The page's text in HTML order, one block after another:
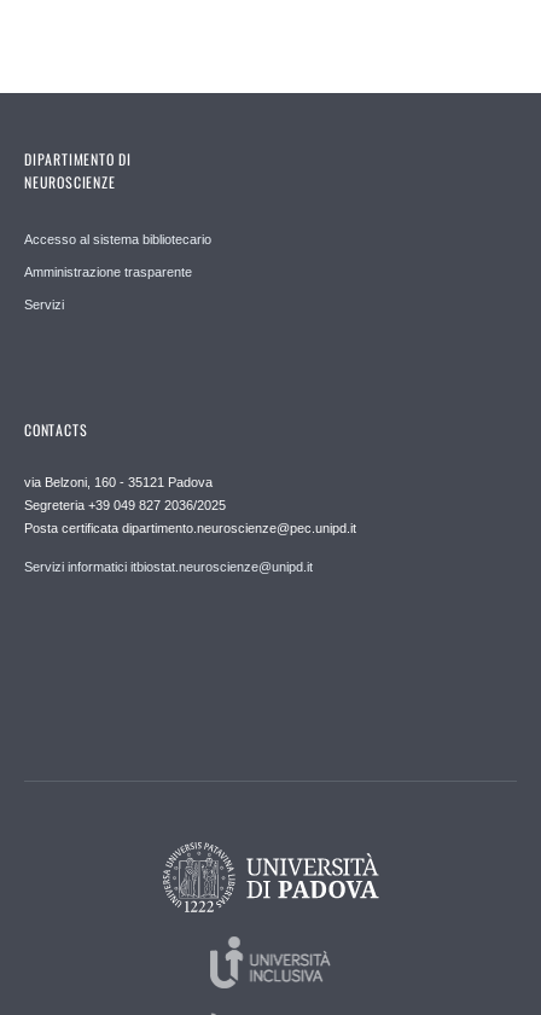
DIPARTIMENTO DI
NEUROSCIENZE
Accesso al sistema bibliotecario
Amministrazione trasparente
Servizi
CONTACTS
via Belzoni, 160 - 35121 Padova
Segreteria +39 049 827 2036/2025
Posta certificata dipartimento.neuroscienze@pec.unipd.it
Servizi informatici itbiostat.neuroscienze@unipd.it